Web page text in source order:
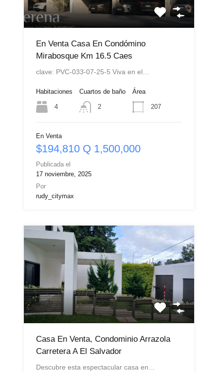
En Venta Casa En Condómino
Mirabosque Km 16.5 Caes
clave: PVC-033-07-25-5 Viva en el…
Habitaciones
4
Cuartos de baño
2
Área
207
En Venta
$194,810 Q 1,500,000
Publicada el
17 noviembre, 2025
Por
rudy_citymax
Casa En Venta, Condominio Arrazola
Carretera A El Salvador
Descubre esta espectacular casa en…